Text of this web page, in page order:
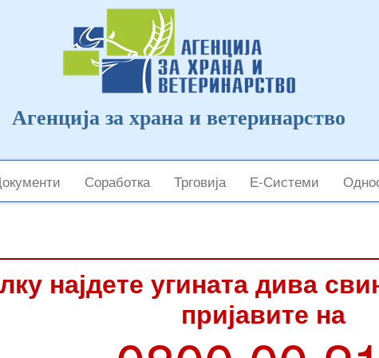
Агенција за храна и ветеринарство
Соработка Трговија Е-Системи
најдете угината дива
пријавите на